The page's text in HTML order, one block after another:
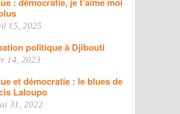
15, 2025
politique à Djibouti
14, 2023
et démocratie : le blues de
Laloupo
31, 2022